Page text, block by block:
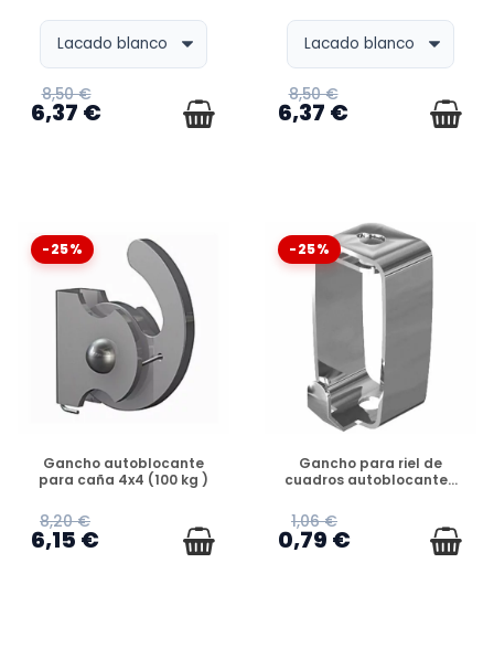
8,50 €
6,37 €
8,50 €
6,37 €
-25%
DISPONIBLE
Gancho autoblocante
para caña 4x4 (100 kg )
8,20 €
6,15 €
-25%
DISPONIBLE
Gancho para riel de
cuadros autoblocante...
1,06 €
0,79 €